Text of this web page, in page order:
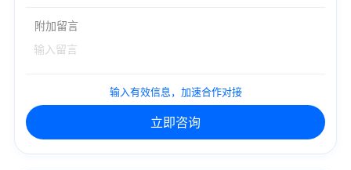
附加留言
输入有效信息，加速合作对接
立即咨询